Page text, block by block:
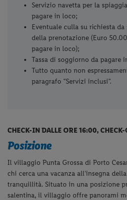
Servizio navetta per la
pagare in loco;
Eventuale culla su richiesta
della prenotazione (Euro
pagare in loco);
Tassa di soggiorno da pagare
Tutto quanto non
paragrafo “Servizi inclusi”.
CHECK-IN DALLE ORE 16:00,
Posizione
Il villaggio Punta Grossa di Porto
chi cerca una vacanza all’insegna
tranquillità. Situato in una posizione
salentina, il villaggio offre panorami